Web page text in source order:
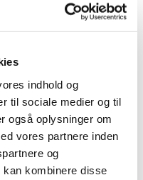
indhold og
til sociale medier og til
også oplysninger om
vores partnere inden
og
kombinere disse
dåbsklude til kirken.